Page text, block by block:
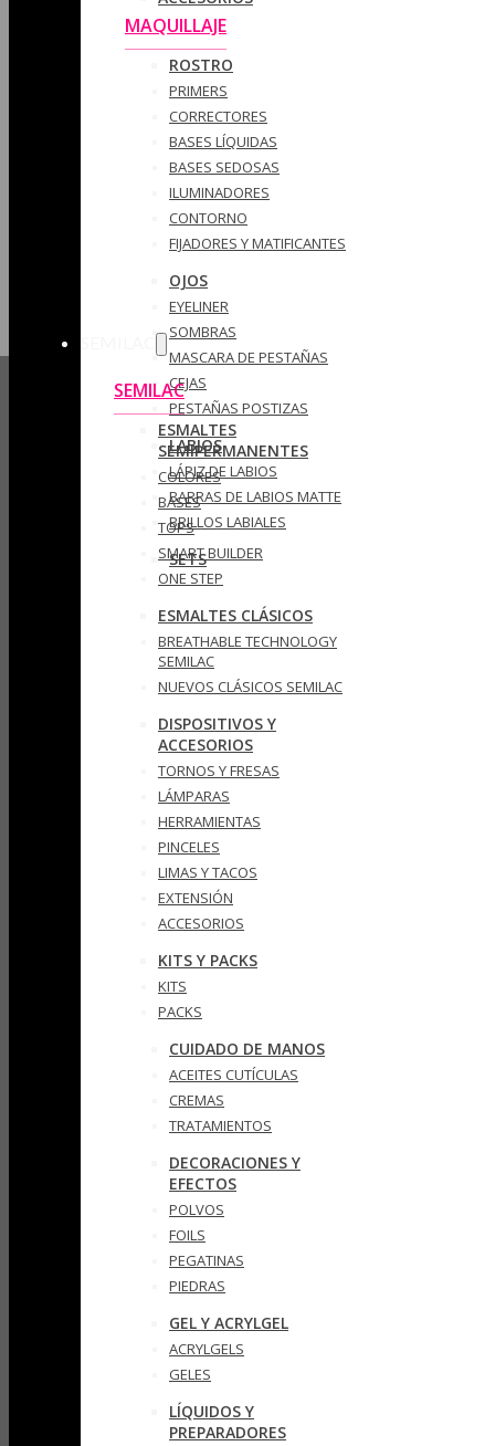
MAQUILLAJE
ROSTRO
PRIMERS
CORRECTORES
BASES LÍQUIDAS
BASES SEDOSAS
ILUMINADORES
CONTORNO
FIJADORES Y MATIFICANTES
OJOS
EYELINER
SOMBRAS
MASCARA DE PESTAÑAS
CEJAS
PESTAÑAS POSTIZAS
LABIOS
LÁPIZ DE LABIOS
BARRAS DE LABIOS MATTE
BRILLOS LABIALES
SETS
SEMILAC
ESMALTES
SEMIPERMANENTES
COLORES
BASES
TOPS
SMART BUILDER
ONE STEP
ESMALTES CLÁSICOS
BREATHABLE TECHNOLOGY
SEMILAC
NUEVOS CLÁSICOS SEMILAC
DISPOSITIVOS Y
ACCESORIOS
TORNOS Y FRESAS
LÁMPARAS
HERRAMIENTAS
PINCELES
LIMAS Y TACOS
EXTENSIÓN
ACCESORIOS
KITS Y PACKS
KITS
PACKS
CUIDADO DE MANOS
ACEITES CUTÍCULAS
CREMAS
TRATAMIENTOS
DECORACIONES Y
EFECTOS
POLVOS
FOILS
PEGATINAS
PIEDRAS
GEL Y ACRYLGEL
ACRYLGELS
GELES
LÍQUIDOS Y
PREPARADORES